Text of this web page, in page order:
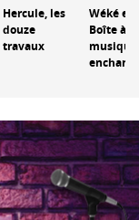
Hercule, les
douze
travaux
Wéké et
Boîte à
musique